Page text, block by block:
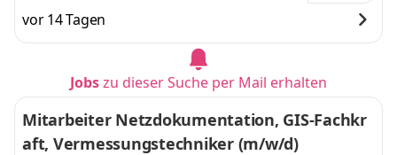
Traunstein,
vor 14 Tagen
Jobszu dieser Suche per Mail erhalten
Mitarbeiter Netzdokumentation, GIS-Fachkr
aft, Vermessungstechniker (m/w/d)